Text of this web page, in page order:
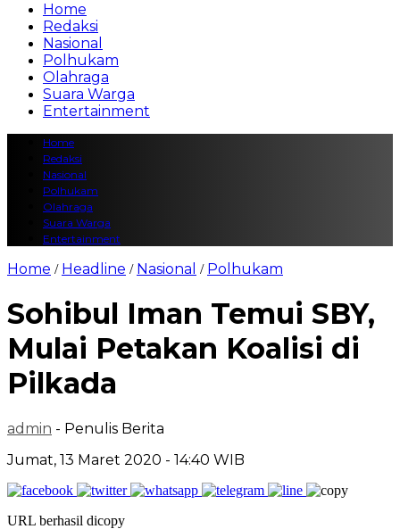
Home
Redaksi
Nasional
Polhukam
Olahraga
Suara Warga
Entertainment
Home
Redaksi
Nasional
Polhukam
Olahraga
Suara Warga
Entertainment
Home / Headline / Nasional / Polhukam
Sohibul Iman Temui SBY,
Mulai Petakan Koalisi di
Pilkada
admin - Penulis Berita
Jumat, 13 Maret 2020 - 14:40 WIB
URL berhasil dicopy